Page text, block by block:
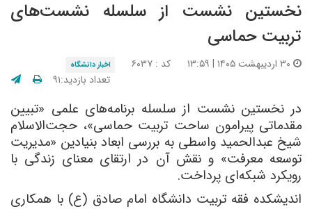
نخستین نشست از سلسله نشست‌های
تربیت حماسی
کد : ۶۰۳۷ اخبار دانشگاه
تعداد بازدید:۹۱
در نخستین نشست از سلسله برنامه‌های علمی «تبیین
مقدماتی پیرامون ساحت تربیت حماسی»، حجت‌الاسلام
شیخ عبدالحمید واسطی به بررسی ابعاد بنیادین «مدیریت
توسعه معرفت» و نقش آن در ارتقای معنای زندگی با
رویکرد شبکه‌ای پرداخت.
اندیشکده فقه تربیت دانشگاه امام صادق (ع) با همکاری